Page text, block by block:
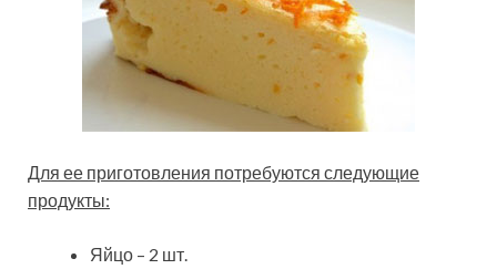
Для ее приготовления потребуются следующие
продукты:
Яйцо – 2 шт.